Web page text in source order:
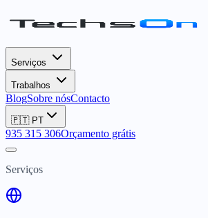
Serviços
Trabalhos
BlogSobre nósContacto
🇵🇹 PT
935 315 306Orçamento grátis
Serviços